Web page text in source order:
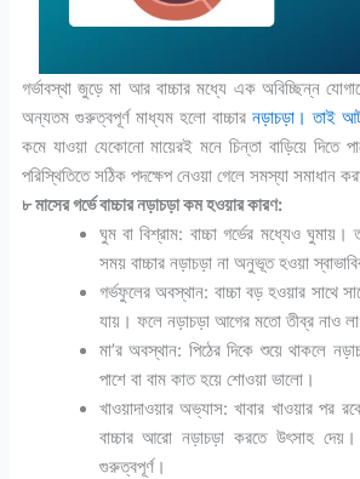
গর্ভাবস্থা জুড়ে মা আর বাচ্চার মধ্যে এক অবিচ্ছিন্ন
অন্যতম গুরুত্বপূর্ণ মাধ্যম হলো বাচ্চার নড়াচড়া। তাই
কমে যাওয়া যেকোনো মায়েরই মনে চিন্তা বাড়িয়ে দিতে
পরিস্থিতিতে সঠিক পদক্ষেপ নেওয়া গেলে সমস্যা সমাধান
৮ মাসের গর্ভে বাচ্চার নড়াচড়া কম হওয়ার কারণ:
ঘুম বা বিশ্রাম: বাচ্চা গর্ভের মধ্যেও ঘুমায়।
সময় বাচ্চার নড়াচড়া না অনুভূত হওয়া
গর্ভফুলের অবস্থান: বাচ্চা বড় হওয়ার সাথে
যায়। ফলে নড়াচড়া আগের মতো তীব্র নাও
মা’র অবস্থান: পিঠের দিকে শুয়ে থাকলে
পাশে বা বাম কাত হয়ে শোওয়া ভালো।
খাওয়াদাওয়ার অভ্যাস: খাবার খাওয়ার পর
বাচ্চার আরো নড়াচড়া করতে উৎসাহ
গুরুত্বপূর্ণ।